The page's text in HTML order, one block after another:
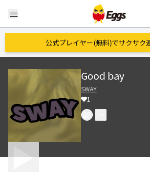
menu
公式プレイヤー(無料)でサクサク
Good bay
SWAY
1